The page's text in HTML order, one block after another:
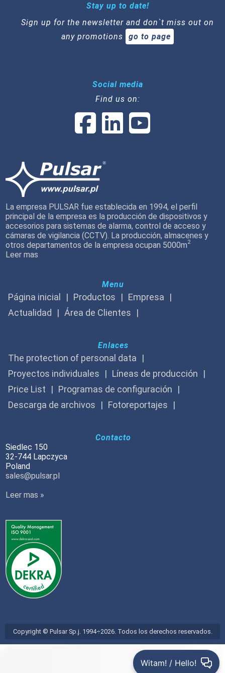
Stay up to date!
Sign up for the newsletter and don`t miss out on
any promotions
go to page
Social media
Find us on:
La empresa PULSAR fue establecida en 1994, el perfil
principal de la empresa es la producción de dispositivos y
accesorios para sistemas de alarma, control de acceso y
cámaras de vigilancia (CCTV). La producción, almacenes y
otros departamentos de la empresa ocupan 5000m2
Leer mas
Menu
Página inicial Productos
Empresa
Actualidad
Área de Clientes
Enlaces
The protection of personal data
Proyectos individuales
Líneas de producción
Price List
Programas de configuración
Descarga de archivos
Fotoreportajes
Contacto
Siedlec 150
32-744 Lapczyca
Poland
sales@pulsar.pl
Leer mas »
Copyright © Pulsar Sp.j. 1994÷2026. Todos los derechos reservados.
Witam! / Hello!